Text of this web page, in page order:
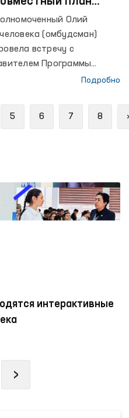
Олий
(омбудсман)
встречу с
Программы
в Узбекистане Акико
Подробно
5 6 7 8
интерактивные
›